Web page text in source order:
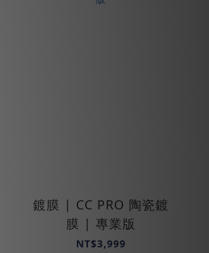
鍍膜 | CC PRO 陶瓷鍍
膜 | 專業版
NT$3,999